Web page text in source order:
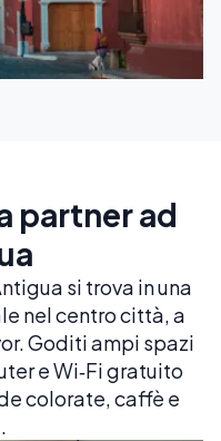
partner ad
si trova in una
nel centro città, a
Goditi ampi spazi
e Wi‑Fi gratuito
colorate, caffè e